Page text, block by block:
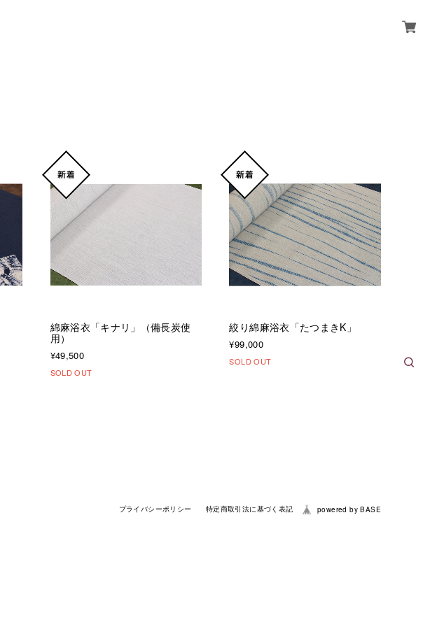
綿麻浴衣「キナリ」（備長炭使
用）
¥49,500
SOLD OUT
絞り綿麻浴衣「たつまきK」
¥99,000
SOLD OUT
プライバシーポリシー 特定商取引法に基づく表記 powered by BASE